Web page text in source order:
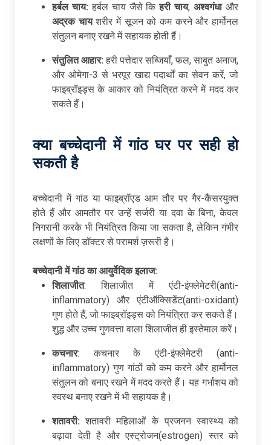
हर्बल चाय: हर्बल चाय जैसे किहरी चाय,अश्वगंधाऔर
अद्रक चायशरीर में सूजन को कम करने और हार्मोनल
संतुलन बनाए रखने में सहायक होती हैं।
संतुलित आहार: हरी पत्तेदार सब्जियाँ, फल, साबुत अनाज,
और ओमेगा-3 से भरपूर खाद्य पदार्थों का सेवन करें, जो
फाइब्रॉइड्स के आकार को नियंत्रित करने में मदद कर
सकते हैं।
क्याबच्चेदानीमेंगांठघरपरसहीहो
सकतीहै
बच्चेदानी में गांठ या फाइब्रॉएड आम तौर पर गैर-कैंसरयुक्त
होते हैं और आमतौर पर उन्हें सर्जरी या दवा के बिना, केवल
निगरानी करके भी नियंत्रित किया जा सकता है, लेकिन गंभीर
लक्षणों के लिए डॉक्टर से परामर्श ज़रूरी है।
बच्चेदानीमेंगांठकाआयुर्वेदिकइलाज:
शिलाजीत: शिलाजीत में एंटी-इंफ्लेमेटरी(anti-
inflammatory) और एंटीऑक्सिडेंट(anti-oxidant)
गुण होते हैं, जो फाइब्रॉइड्स को नियंत्रित कर सकते हैं।
शुद्ध और उच्च गुणवत्ता वाला शिलाजीत ही इस्तेमाल करें।
कचनार: कचनार के एंटी-इंफ्लेमेटरी (anti-
inflammatory) गुण गांठों को कम करने और हार्मोनल
संतुलन को बनाए रखने में मदद करते हैं। यह गर्भाशय को
स्वस्थ बनाए रखने में भी सहायक है।
शतावरी: शतावरी महिलाओं के प्रजनन स्वास्थ्य को
बढ़ावा देती है और एस्ट्रोजन(estrogen) स्तर को